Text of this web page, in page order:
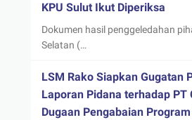
KPU Sulut Ikut Diperiksa
Dokumen hasil penggeledahan
Selatan (…
LSM Rako Siapkan Gugatan
Laporan Pidana terhadap PT
Dugaan Pengabaian